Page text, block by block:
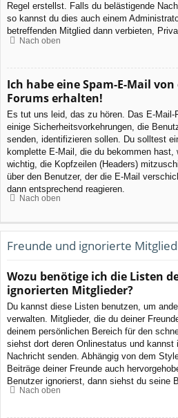
Regel erstellst. Falls du belästigende
so kannst du dies auch einem
betreffenden Mitglied dann verbieten,
Nach oben
Ich habe eine Spam-E-Mail
Forums erhalten!
Es tut uns leid, das zu hören. Das E-
einige Sicherheitsvorkehrungen, die
senden, identifizieren sollen. Du solltest
komplette E-Mail, die du bekommen
wichtig, die Kopfzeilen (Headers)
über den Benutzer, der die E-Mail
dann entsprechend reagieren.
Nach oben
Freunde und ignorierte
Wozu benötige ich die Listen
ignorierten Mitglieder?
Du kannst diese Listen benutzen, um
verwalten. Mitglieder, die du deiner
deinem persönlichen Bereich für den
siehst dort deren Onlinestatus und kannst
Nachricht senden. Abhängig von dem
Beiträge deiner Freunde auch
Benutzer ignorierst, dann siehst du seine
Nach oben